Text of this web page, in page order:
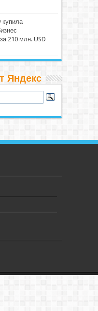
купила
210 млн. USD
Яндекс